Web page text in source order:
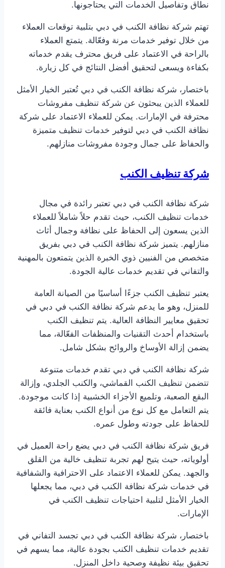
نطاق وتفاصيل الخدمات التي يحتاجونها.
تهتم شركة نظافة الكنب في دبي بتلبية توقعات العملاء
من خلال توفير خدمات مرنة وفعّالة. يتمتع العملاء
بالراحة في الاعتماد على فريق محترف يقدم خدماته
بكفاءة ويسعى لتحقيق أفضل النتائج في كل زيارة.
باختصار، شركة نظافة الكنب في دبي تُعتبر الخيار الأمثل
للعملاء الذين يبحثون عن شركة تنظيف مفروشات
محترفة في الإمارات. يمكن للعملاء الاعتماد على شركة
نظافة الكنب في دبي لتوفير خدمات تنظيف متميزة
والحفاظ على جمال وجودة مفروشات منازلهم.
شركة تنظيف الكنب
شركة نظافة الكنب في دبي تعتبر رائدة في مجال
خدمات تنظيف الكنب، حيث تقدم حلاً شاملاً للعملاء
الذين يسعون إلى الحفاظ على نظافة وجمال أثاث
منازلهم. يتميز شركة نظافة الكنب في دبي بفريق
متخصص من الفنيين ذوي الخبرة الذين يتمتعون بالمهنية
والتفاني في تقديم خدمات عالية الجودة.
يعتبر تنظيف الكنب جزءًا أساسيًا من الصيانة العامة
للمنزل، وهو ما يدعم شركة نظافة الكنب في دبي في
تحقيق معايير النظافة العالية. يتم تنظيف الكنب
باستخدام أحدث التقنيات والمنظفات الفعّالة، مما
يضمن إزالة الأوساخ والروائح بشكل شامل.
شركة نظافة الكنب في دبي تقدم خدمات متنوعة
تتضمن تنظيف الكنب القماشي، والكنب الجلدي، وإزالة
البقع الصعبة، وتلميع الأجزاء الخشبية إذا كانت موجودة.
يتم التعامل مع كل نوع من أنواع الكنب بعناية فائقة
للحفاظ على جودته وطول عمره.
فريق شركة نظافة الكنب في دبي يضع راحة العميل في
أولوياته، حيث يتيح لهم تجربة تنظيف خالية من القلق
والجهد. يمكن للعملاء الاعتماد على الاحترافية والشفافية
في خدمات شركة نظافة الكنب في دبي، مما يجعلها
الخيار الأمثل لتلبية احتياجات تنظيف الكنب في
الإمارات.
باختصار، شركة نظافة الكنب في دبي تجسد التفاني في
تقديم خدمات تنظيف الكنب بجودة عالية، مما يسهم في
تحقيق بيئة نظيفة وصحية داخل المنزل.